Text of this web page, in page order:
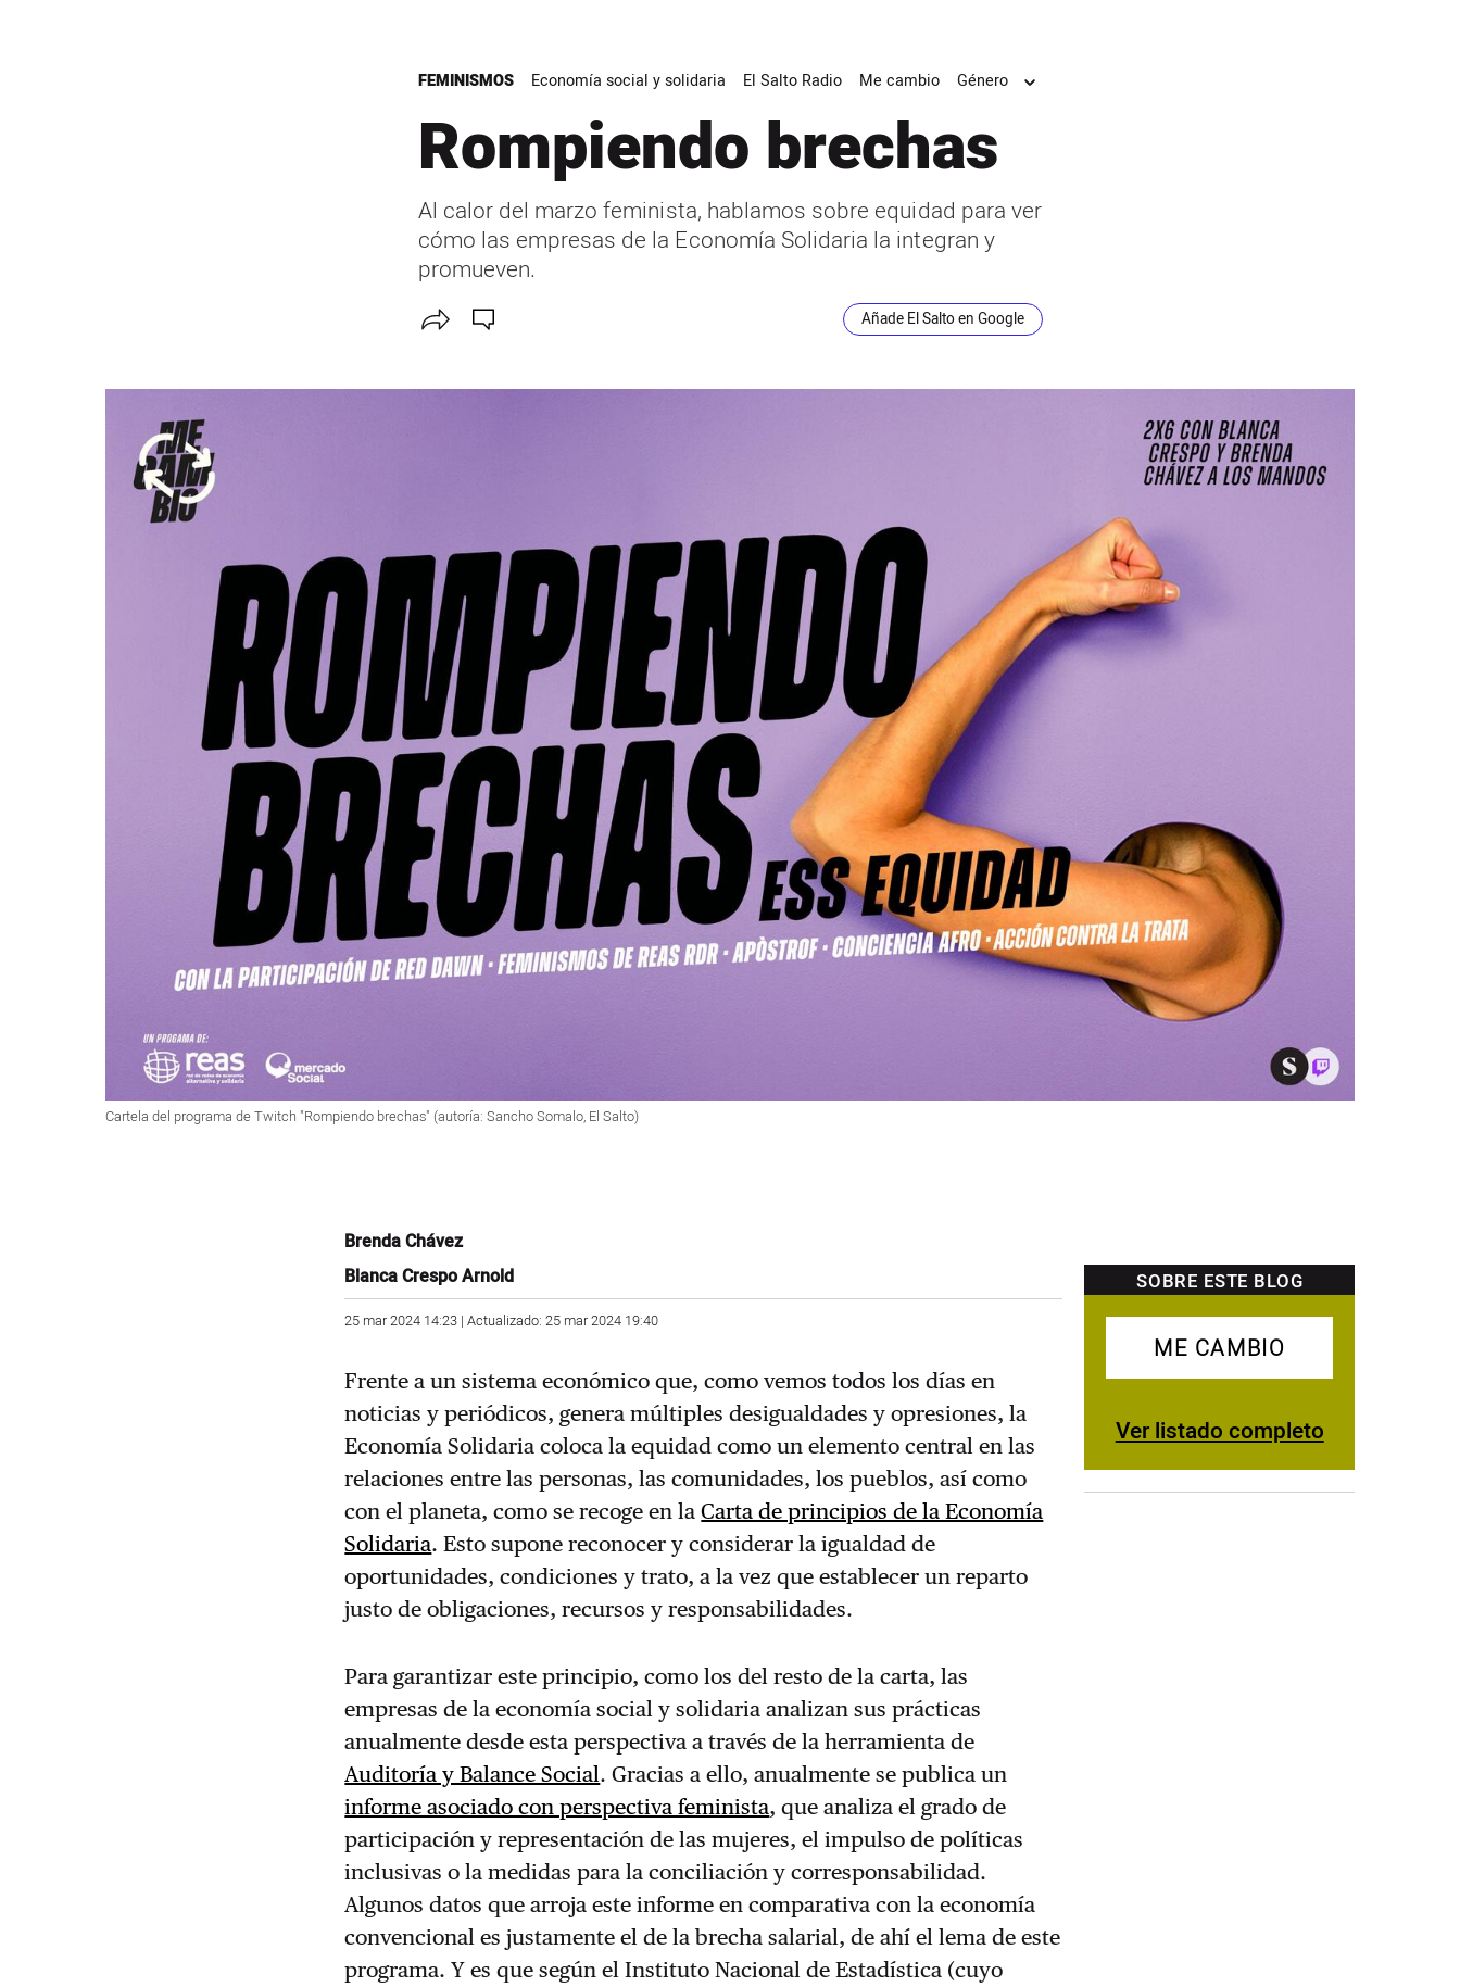
FEMINISMOS Economía social y solidaria El Salto Radio Me cambio
Género
Rompiendo brechas
Al calor del marzo feminista, hablamos sobre equidad para ver
cómo las empresas de la Economía Solidaria la integran y
promueven.
Añade El Salto en Google
Cartela del programa de Twitch "Rompiendo brechas" (autoría: Sancho Somalo, El Salto)
Brenda Chávez
Blanca Crespo Arnold
25 mar 2024 14:23 | Actualizado: 25 mar 2024 19:40
Frente a un sistema económico que, como vemos todos los días en
noticias y periódicos, genera múltiples desigualdades y opresiones, la
Economía Solidaria coloca la equidad como un elemento central en las
relaciones entre las personas, las comunidades, los pueblos, así como
con el planeta, como se recoge en laCarta de principios de la Economía
Solidaria. Esto supone reconocer y considerar la igualdad de
oportunidades, condiciones y trato, a la vez que establecer un reparto
justo de obligaciones, recursos y responsabilidades.
Para garantizar este principio, como los del resto de la carta, las
empresas de la economía social y solidaria analizan sus prácticas
anualmente desde esta perspectiva a través de la herramienta de
Auditoría y Balance Social. Gracias a ello, anualmente se publica un
informe asociado con perspectiva feminista, que analiza el grado de
participación y representación de las mujeres, el impulso de políticas
inclusivas o la medidas para la conciliación y corresponsabilidad.
Algunos datos que arroja este informe en comparativa con la economía
convencional es justamente el de la brecha salarial, de ahí el lema de este
programa. Y es que según el Instituto Nacional de Estadística (cuyo
SOBRE ESTE BLOG
ME CAMBIO
Ver listado completo